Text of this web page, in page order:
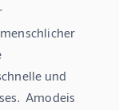
und
Amodeis